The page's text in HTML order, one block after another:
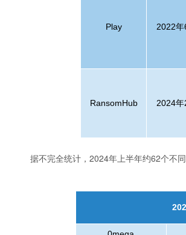
Play 2022年
RansomHub 2024年
据不完全统计，2024年上半年约62个不